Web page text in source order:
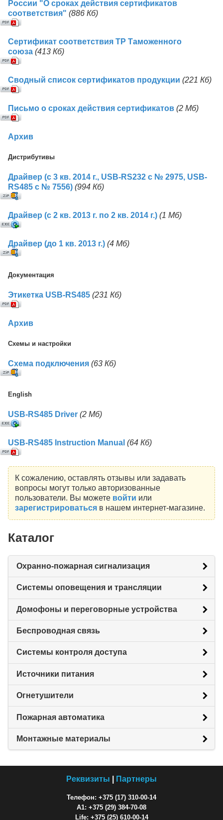
России "О сроках действия сертификатов
соответствия" (886 Кб)
Сертификат соответствия ТР Таможенного
союза (413 Кб)
Сводный список сертификатов продукции (221 Кб)
Письмо о сроках действия сертификатов (2 Mб)
Архив
Дистрибутивы
Драйвер (с 3 кв. 2014 г., USB-RS232 c № 2975, USB-
RS485 с № 7556) (994 Кб)
Драйвер (с 2 кв. 2013 г. по 2 кв. 2014 г.) (1 Mб)
Драйвер (до 1 кв. 2013 г.) (4 Mб)
Документация
Этикетка USB-RS485 (231 Кб)
Архив
Схемы и настройки
Схема подключения (63 Кб)
English
USB-RS485 Driver (2 Mб)
USB-RS485 Instruction Manual (64 Кб)
К сожалению, оставлять отзывы или задавать
вопросы могут только авторизованные
пользователи. Вы можете войти или
зарегистрироватьсяв нашем интернет-магазине.
Каталог
Охранно-пожарная сигнализация
Системы оповещения и трансляции
Домофоны и переговорные устройства
Беспроводная связь
Системы контроля доступа
Источники питания
Огнетушители
Пожарная автоматика
Монтажные материалы
Реквизиты Партнеры
Телефон: +375 (17) 310-00-14
A1: +375 (29) 384-70-08
Life: +375 (25) 610-00-14